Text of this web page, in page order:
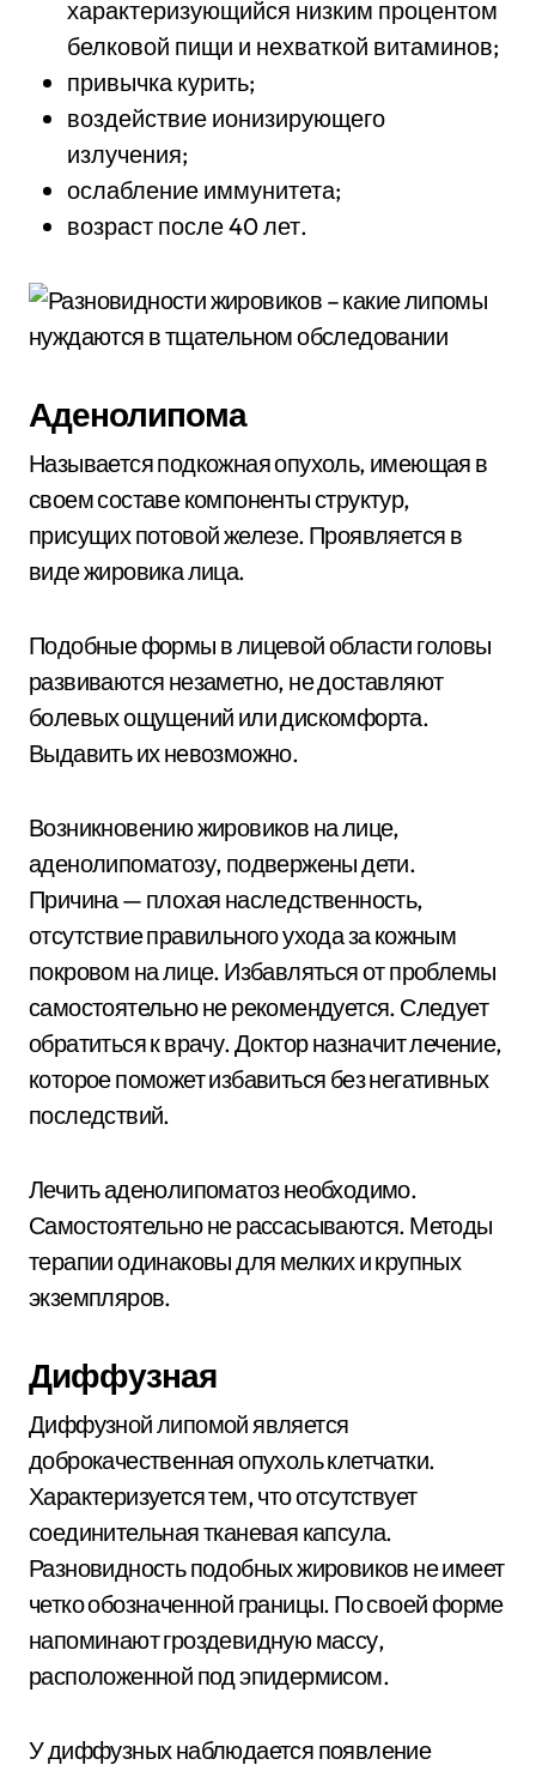
характеризующийся низким процентом
белковой пищи и нехваткой витаминов;
привычка курить;
воздействие ионизирующего
излучения;
ослабление иммунитета;
возраст после 40 лет.
Аденолипома
Называется подкожная опухоль, имеющая в
своем составе компоненты структур,
присущих потовой железе. Проявляется в
виде жировика лица.
Подобные формы в лицевой области головы
развиваются незаметно, не доставляют
болевых ощущений или дискомфорта.
Выдавить их невозможно.
Возникновению жировиков на лице,
аденолипоматозу, подвержены дети.
Причина — плохая наследственность,
отсутствие правильного ухода за кожным
покровом на лице. Избавляться от проблемы
самостоятельно не рекомендуется. Следует
обратиться к врачу. Доктор назначит лечение,
которое поможет избавиться без негативных
последствий.
Лечить аденолипоматоз необходимо.
Самостоятельно не рассасываются. Методы
терапии одинаковы для мелких и крупных
экземпляров.
Диффузная
Диффузной липомой является
доброкачественная опухоль клетчатки.
Характеризуется тем, что отсутствует
соединительная тканевая капсула.
Разновидность подобных жировиков не имеет
четко обозначенной границы. По своей форме
напоминают гроздевидную массу,
расположенной под эпидермисом.
У диффузных наблюдается появление